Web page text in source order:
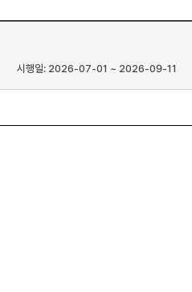
시행일: 2026-07-01 ~ 2026-09-11